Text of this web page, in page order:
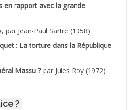
en rapport avec la grande
, par Jean-Paul Sartre (1958)
: La torture dans la République
Massu ? par Jules Roy (1972)
?